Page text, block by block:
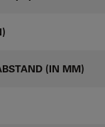
(IN MM)